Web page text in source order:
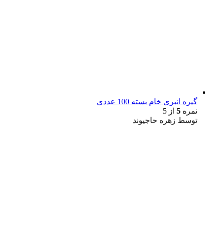
گیره انبری خام بسته 100 عددی
نمره 5 از 5
توسط زهره حاجیوند